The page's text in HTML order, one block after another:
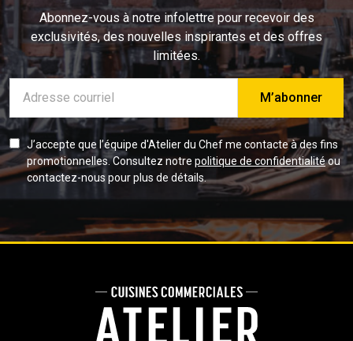
Abonnez-vous à notre infolettre pour recevoir des
exclusivités, des nouvelles inspirantes et des offres
limitées.
mail
J’accepte que l’équipe d'Atelier du Chef me contacte à des fins
promotionnelles. Consultez notre politique de confidentialitéou
contactez-nous pour plus de détails.